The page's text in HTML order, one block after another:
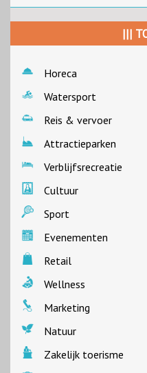
|||
Horeca
Watersport
Reis & vervoer
Attractieparken
Verblijfsrecreatie
Cultuur
Sport
Evenementen
Retail
Wellness
Marketing
Natuur
Zakelijk toerisme